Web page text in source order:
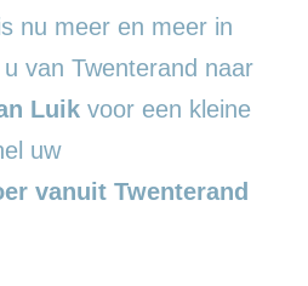
nu meer en meer in
van Twenterand naar
Luik voor een kleine
uw
vanuit Twenterand